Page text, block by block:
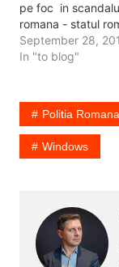
pe foc in
romana - statul
salarii scazute. In
presedintelui toata
ca nu e asa si nu
nu ar fi avut
September 28,
In "to blog"
Politia Romana
Windows